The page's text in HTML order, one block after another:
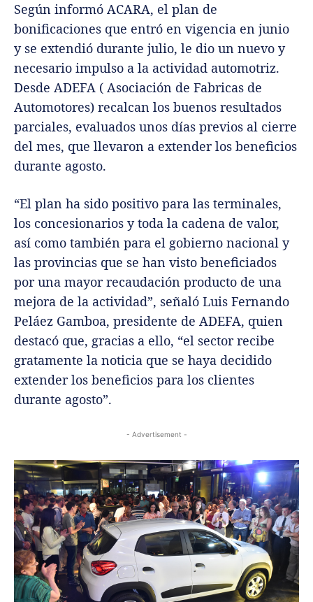
Según informó ACARA, el plan de
bonificaciones que entró en vigencia en junio
y se extendió durante julio, le dio un nuevo y
necesario impulso a la actividad automotriz.
Desde ADEFA ( Asociación de Fabricas de
Automotores) recalcan los buenos resultados
parciales, evaluados unos días previos al cierre
del mes, que llevaron a extender los beneficios
durante agosto.
“El plan ha sido positivo para las terminales,
los concesionarios y toda la cadena de valor,
así como también para el gobierno nacional y
las provincias que se han visto beneficiados
por una mayor recaudación producto de una
mejora de la actividad”, señaló Luis Fernando
Peláez Gamboa, presidente de ADEFA, quien
destacó que, gracias a ello, “el sector recibe
gratamente la noticia que se haya decidido
extender los beneficios para los clientes
durante agosto”.
- Advertisement -